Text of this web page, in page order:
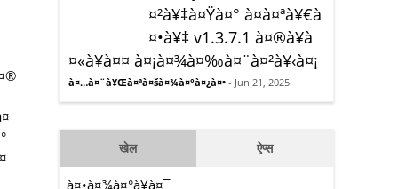
¤²à¥‡à¤Ÿà¤° à¤à¤ªà¥€à
¤•à¥‡ v1.3.7.1 à¤®à¥à
¤«à¥à¤¤ à¤¡à¤¾à¤‰à¤¨à¤²à¥‹à¤¡
à¤…à¤¨à¥Œà¤ªà¤šà¤¾à¤°à¤¿à¤• - Jun 21, 2025
खेल ऐप्स
à¤•à¤¾à¤°à¥à¤¯